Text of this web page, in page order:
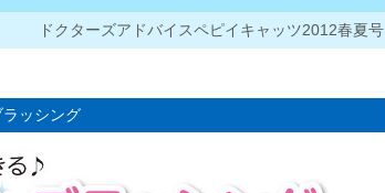
ドクターズアドバイスペピイキャッツ2012春夏号
ッシング